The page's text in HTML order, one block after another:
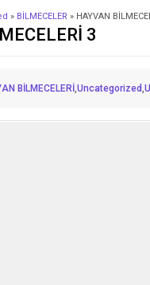
» BİLMECELER » HAYVAN
3
BİLMECELERİ Uncategorized